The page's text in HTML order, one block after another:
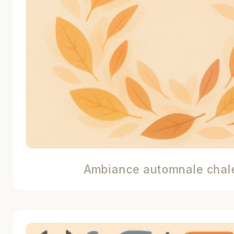
Ambiance automnale